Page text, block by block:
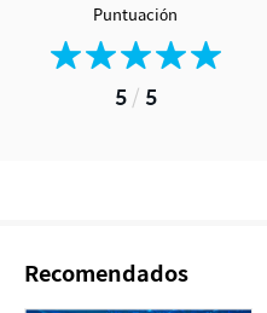
Puntuación
5/ 5
Recomendados